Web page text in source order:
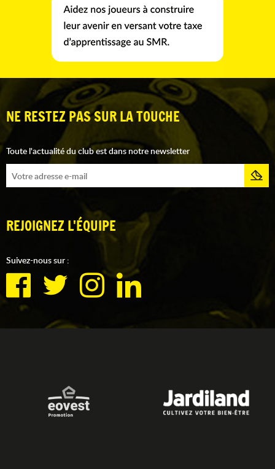
NE RESTEZ PAS SUR LA TOUCHE
Toute l'actualité du club est dans notre newsletter
REJOIGNEZ L'ÉQUIPE
Suivez-nous sur :